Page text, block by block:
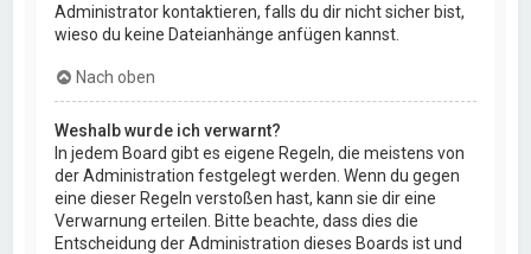
Administrator kontaktieren, falls du dir nicht sicher bist,
wieso du keine Dateianhänge anfügen kannst.
Nach oben
Weshalb wurde ich verwarnt?
In jedem Board gibt es eigene Regeln, die meistens von
der Administration festgelegt werden. Wenn du gegen
eine dieser Regeln verstoßen hast, kann sie dir eine
Verwarnung erteilen. Bitte beachte, dass dies die
Entscheidung der Administration dieses Boards ist und